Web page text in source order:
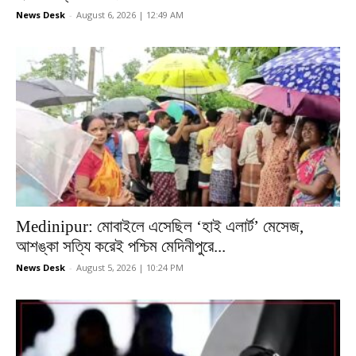
News Desk - August 6, 2026 | 12:49 AM
Medinipur: মোবাইলে এসেছিল ‘হাই এলার্ট’ মেসেজ,
আশঙ্কা সত্যি করেই পশ্চিম মেদিনীপুরে...
News Desk - August 5, 2026 | 10:24 PM